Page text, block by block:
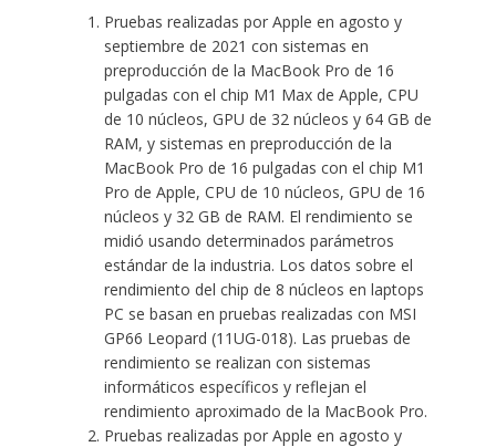
Pruebas realizadas por Apple en agosto y
septiembre de 2021 con sistemas en
preproducción de la MacBook Pro de 16
pulgadas con el chip M1 Max de Apple, CPU
de 10 núcleos, GPU de 32 núcleos y 64 GB de
RAM, y sistemas en preproducción de la
MacBook Pro de 16 pulgadas con el chip M1
Pro de Apple, CPU de 10 núcleos, GPU de 16
núcleos y 32 GB de RAM. El rendimiento se
midió usando determinados parámetros
estándar de la industria. Los datos sobre el
rendimiento del chip de 8 núcleos en laptops
PC se basan en pruebas realizadas con MSI
GP66 Leopard (11UG-018). Las pruebas de
rendimiento se realizan con sistemas
informáticos específicos y reflejan el
rendimiento aproximado de la MacBook Pro.
Pruebas realizadas por Apple en agosto y